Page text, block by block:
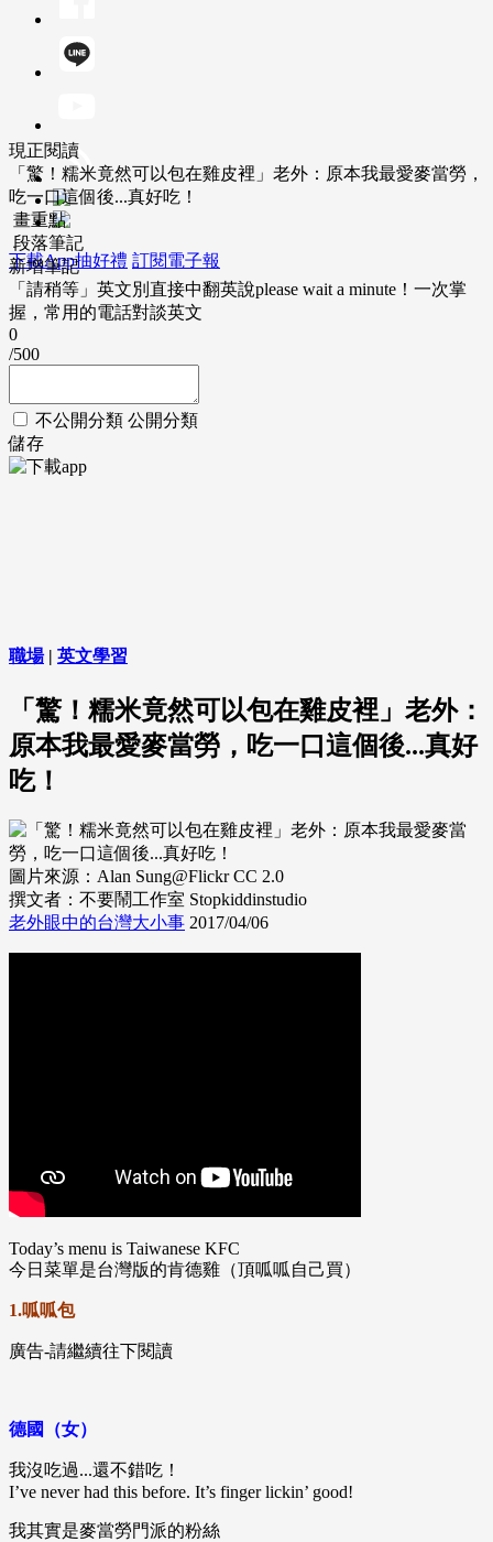
下載App抽好禮 訂閱電子報
現正閱讀
「驚！糯米竟然可以包在雞皮裡」老外：原本我最愛麥當勞，
吃一口這個後...真好吃！
畫重點
段落筆記
新增筆記
「請稍等」英文別直接中翻英說please wait a minute！一次掌
握，常用的電話對談英文
0
/500
不公開分類 公開分類
儲存
職場| 英文學習
「驚！糯米竟然可以包在雞皮裡」老外：
原本我最愛麥當勞，吃一口這個後...真好
吃！
圖片來源：Alan Sung@Flickr CC 2.0
撰文者：不要鬧工作室 Stopkiddinstudio
老外眼中的台灣大小事 2017/04/06
Today’s menu is Taiwanese KFC
今日菜單是台灣版的肯德雞（頂呱呱自己買）
1.呱呱包
廣告-請繼續往下閱讀
德國（女）
我沒吃過...還不錯吃！
I’ve never had this before. It’s finger lickin’ good!
我其實是麥當勞門派的粉絲